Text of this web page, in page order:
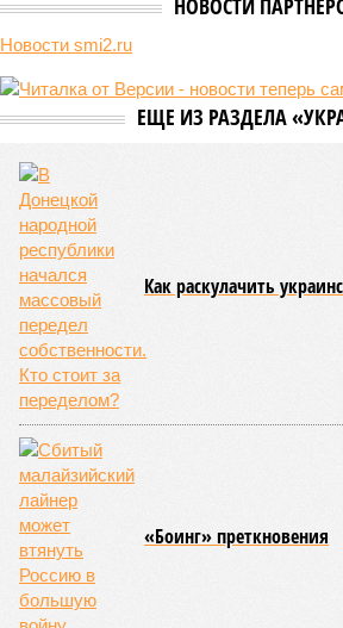
Также он указал, что не случайно
по созданию ядерного оружия шли
Ранее предстоятель Русской
неоднократно высказывался на тему
Осенью 2023 года он отмечал, что оно
советскими учёными по
промыслу», а в 2024-м назвал споры об
возникновения ядерной войны
алармизмом, подчеркнув, что
света.
Злопыхатели ёрничают: мол, а
создали бомбу первыми, её тоже Бог
Священный синод в 1986 году
применения ядерного оружия. Но они
понимает патриарх: времена
государством стоят новые задачи, для
стойкое единение в умах, а в чём же
как не укреплять мятущиеся души?
Сергей Собянин, мэр Москвы.